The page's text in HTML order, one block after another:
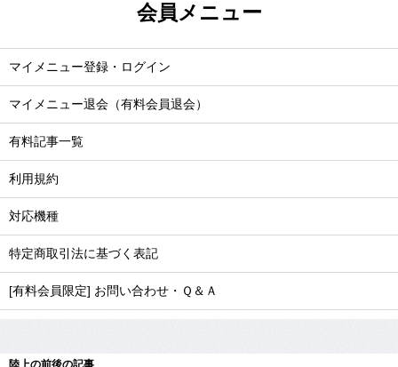
会員メニュー
マイメニュー登録・ログイン
マイメニュー退会（有料会員退会）
有料記事一覧
利用規約
対応機種
特定商取引法に基づく表記
[有料会員限定] お問い合わせ・Ｑ＆Ａ